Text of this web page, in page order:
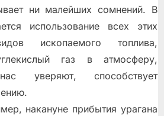
ни малейших сомнений. В
использование всех этих
ископаемого топлива,
газ в атмосферу,
уверяют, способствует
накануне прибытия урагана